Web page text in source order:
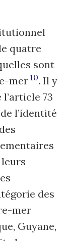
quatre
sont
mer 10. Il y
73
l’identité
des
mer
Guyane,